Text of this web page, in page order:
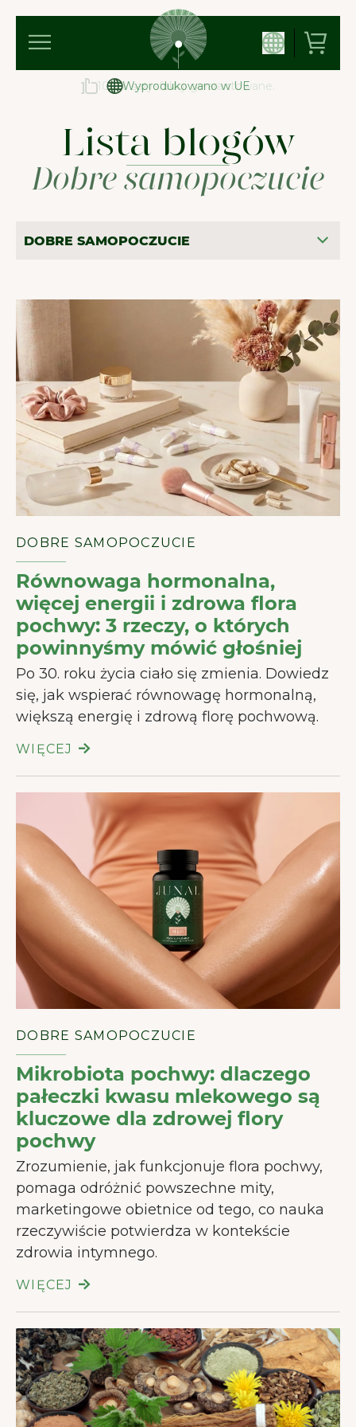
Wyprodukowano w UE
100% satysfakcji gwarantowane.
Lista blogów
Dobre samopoczucie
DOBRE SAMOPOCZUCIE
DOBRE SAMOPOCZUCIE
Równowaga hormonalna,
więcej energii i zdrowa flora
pochwy: 3 rzeczy, o których
powinnyśmy mówić głośniej
Po 30. roku życia ciało się zmienia. Dowiedz
się, jak wspierać równowagę hormonalną,
większą energię i zdrową florę pochwową.
WIĘCEJ
DOBRE SAMOPOCZUCIE
Mikrobiota pochwy: dlaczego
pałeczki kwasu mlekowego są
kluczowe dla zdrowej flory
pochwy
Zrozumienie, jak funkcjonuje flora pochwy,
pomaga odróżnić powszechne mity,
marketingowe obietnice od tego, co nauka
rzeczywiście potwierdza w kontekście
zdrowia intymnego.
WIĘCEJ